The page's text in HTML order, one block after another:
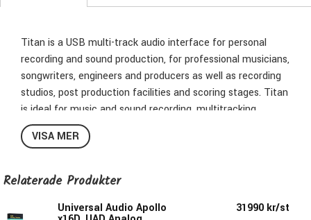
Titan is a USB multi-track audio interface for personal
recording and sound production, for professional musicians,
songwriters, engineers and producers as well as recording
studios, post production facilities and scoring stages. Titan
is ideal for music and sound recording, multitracking,
overdubbing, stem-based mastering, analogue summing
and critical listening applications.
USB 2.0 Audio-Interface
4x Mic-/Line Combo-Inputs XLR/TR 1/4"
VISA MER
Relaterade Produkter
Universal Audio Apollo 31990 kr/st